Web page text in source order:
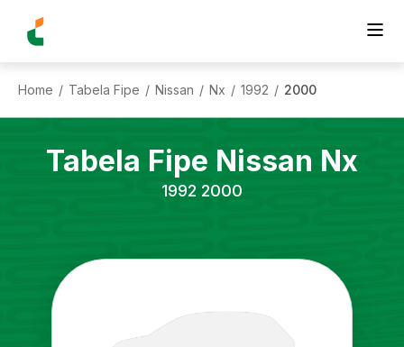
Home / Tabela Fipe / Nissan / Nx / 1992 / 2000
Tabela Fipe Nissan Nx
1992 2000